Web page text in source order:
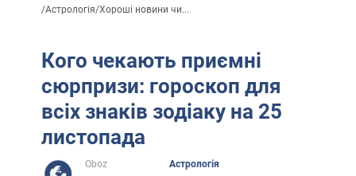
/Астрологія/Хороші новини чи...
Кого чекають приємні
сюрпризи: гороскоп для
всіх знаків зодіаку на 25
листопада
Oboz
Астрологія